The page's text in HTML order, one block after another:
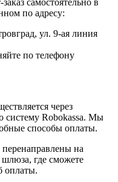
самостоятельно в
по адресу:
ул. 9-ая линия
по телефону
через
систему Robokassa. Мы
способы оплаты.
перенаправлены на
где сможете
оплаты.